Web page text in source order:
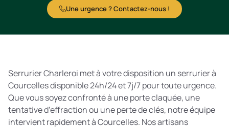
Une urgence ? Contactez-nous !
Serrurier Charleroi met à votre disposition un serrurier à
Courcelles disponible 24h/24 et 7j/7 pour toute urgence.
Que vous soyez confronté à une porte claquée, une
tentative d’effraction ou une perte de clés, notre équipe
intervient rapidement à Courcelles. Nos artisans